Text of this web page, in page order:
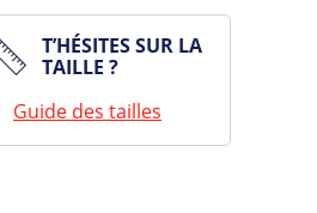
T’HÉSITES SUR LA
TAILLE ?
Guide des tailles